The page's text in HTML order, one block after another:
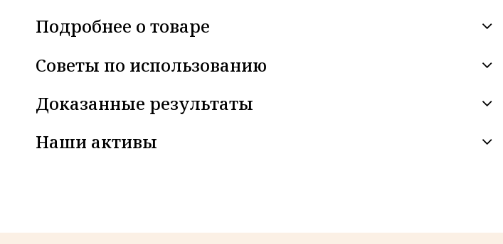
Подробнее о товаре
Советы по использованию
Доказанные результаты
Наши активы